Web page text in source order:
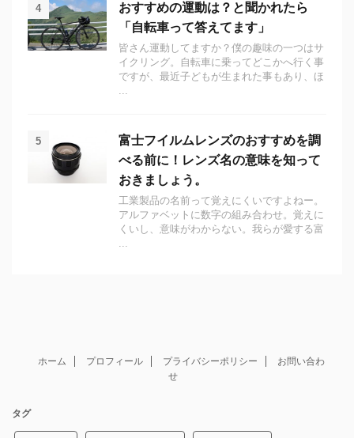
4
おすすめの運動は？と聞かれたら
「自転車って答えてます」
皆さん運動してますか？僕の趣味の一つはサ
イクリング。自転車に乗ってどこかへ行く事
ですが、最近子どもが生まれた事もあり、ほ
...
5
富士フイルムレンズのおすすめを調
べる前に！レンズ名の意味を知って
おきましょう。
工業製品の名前って覚えにくいですよねー。
アルファベットに数字の組み合わせ。覚えに
くいし、意味がわからない。我らが愛する富
...
ホーム プロフィール プライバシーポリシー
お問い合わ
せ
タグ